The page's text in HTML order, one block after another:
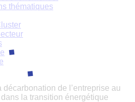
thématiques
décarbonation de l’entreprise au
la transition énergétique